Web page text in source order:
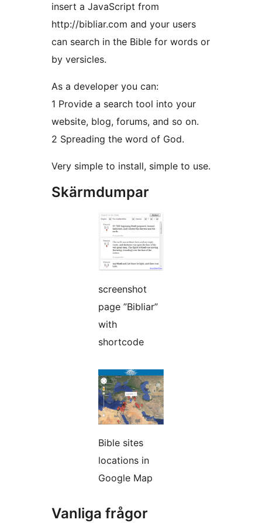
insert a JavaScript from
http://bibliar.com and your users
can search in the Bible for words or
by versicles.
As a developer you can:
1 Provide a search tool into your
website, blog, forums, and so on.
2 Spreading the word of God.
Very simple to install, simple to use.
Skärmdumpar
screenshot
page ”Bibliar”
with
shortcode
Bible sites
locations in
Google Map
Vanliga frågor